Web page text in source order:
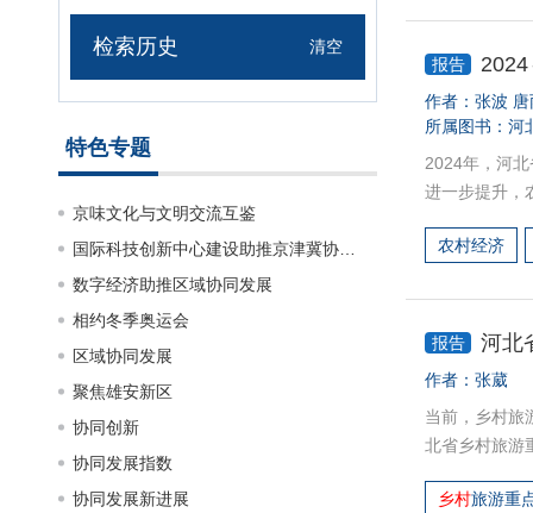
文化产业仍面
质量和服务水
级。
报告
作者：张波
所属图书：河
2024年，河
进一步提升，
中央经济工
持续深化农村
更加繁荣、农
农村经济
报告 河北
作者：张葳
当前，乡村旅
北省乡村旅游
旅游产业创
乡村旅游重
检索历史 清空
特色专题
京味文化与文明交流互鉴
国际科技创新中心建设助推京津冀协同发展
数字经济助推区域协同发展
相约冬季奥运会
区域协同发展
聚焦雄安新区
协同创新
协同发展指数
协同发展新进展